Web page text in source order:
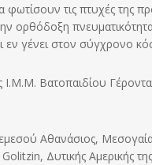
φωτίσουν τις πτυχές της
ορθόδοξη
γένει στον σύγχρονο
Βατοπαιδίου
Αθανάσιος,
Δυτικής Αμερικής